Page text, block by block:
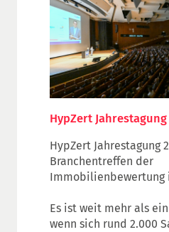
Diskussion anregte
HypZert Jahrestagung
HypZert Jahrestagung
Branchentreffen der
Immobilienbewertung
Es ist weit mehr als
wenn sich rund 2.000